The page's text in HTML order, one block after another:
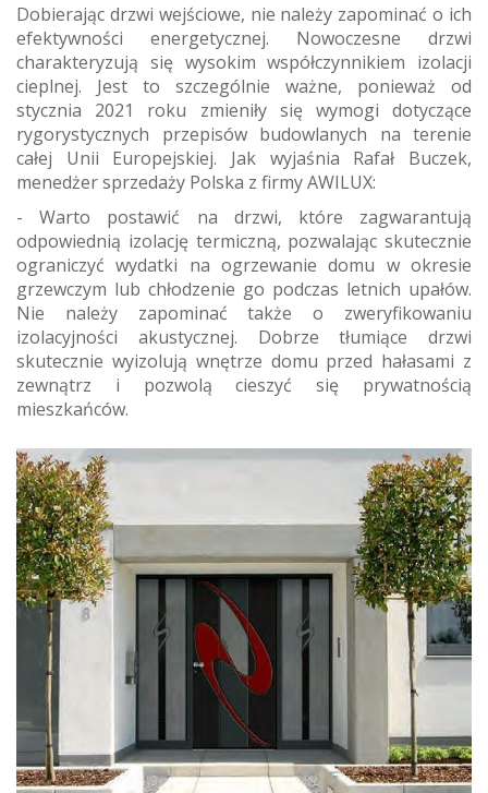
Dobierając drzwi wejściowe, nie należy zapominać o ich
efektywności energetycznej. Nowoczesne drzwi
charakteryzują się wysokim współczynnikiem izolacji
cieplnej. Jest to szczególnie ważne, ponieważ od
stycznia 2021 roku zmieniły się wymogi dotyczące
rygorystycznych przepisów budowlanych na terenie
całej Unii Europejskiej. Jak wyjaśnia Rafał Buczek,
menedżer sprzedaży Polska z firmy AWILUX:
- Warto postawić na drzwi, które zagwarantują
odpowiednią izolację termiczną, pozwalając skutecznie
ograniczyć wydatki na ogrzewanie domu w okresie
grzewczym lub chłodzenie go podczas letnich upałów.
Nie należy zapominać także o zweryfikowaniu
izolacyjności akustycznej. Dobrze tłumiące drzwi
skutecznie wyizolują wnętrze domu przed hałasami z
zewnątrz i pozwolą cieszyć się prywatnością
mieszkańców.